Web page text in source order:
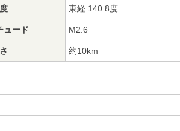
東経 140.8度
ュード M2.6
約10km